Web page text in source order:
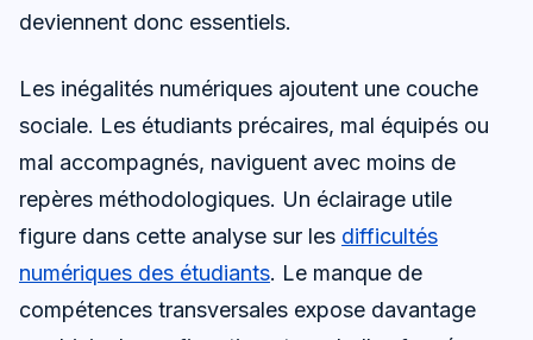
deviennent donc essentiels.
Les inégalités numériques ajoutent une couche
sociale. Les étudiants précaires, mal équipés ou
mal accompagnés, naviguent avec moins de
repères méthodologiques. Un éclairage utile
figure dans cette analyse sur les difficultés
numériques des étudiants. Le manque de
compétences transversales expose davantage